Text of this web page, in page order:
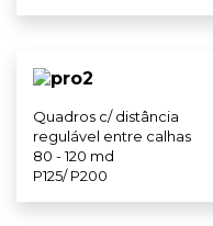
Quadros c/ distância
regulável entre calhas
80 - 120 md
P125/ P200